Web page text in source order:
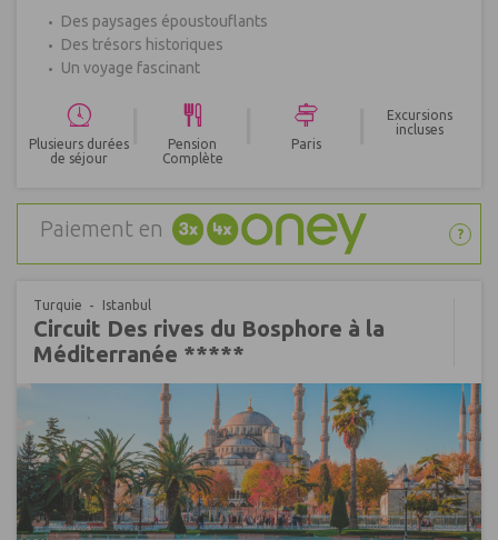
Des paysages époustouflants
Des trésors historiques
Un voyage fascinant
Plusieurs durées
de séjour
Pension
Complète
Paris
Excursions
incluses
Paiement en ?
Turquie Istanbul
Circuit Des rives du Bosphore à la
Méditerranée *****